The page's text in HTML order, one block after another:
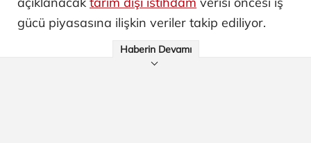
gücü piyasasına ilişkin veriler takip ediliyor.
Haberin Devamı